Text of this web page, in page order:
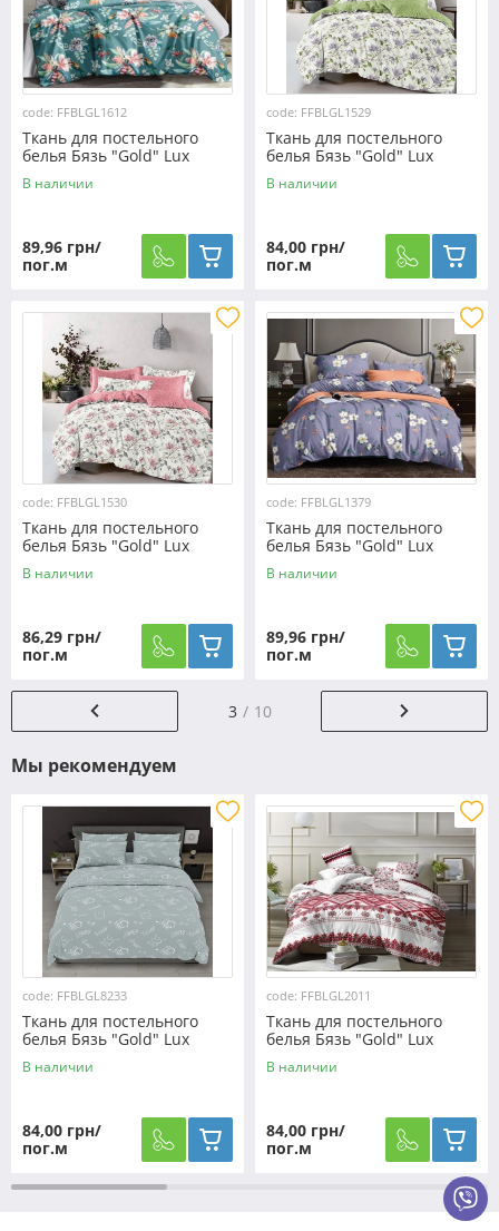
code: FFBLGL1612
Ткань для постельного
белья Бязь "Gold" Lux
"Цветочный салют"
GL1612 (A+B) - (50м+50м)
В наличии
89,96 грн/
пог.м
code: FFBLGL1529
Ткань для постельного
белья Бязь "Gold" Lux
"Цветочный хаос
(зеленый)" GL1529 (A+B) -
В наличии
84,00 грн/
пог.м
code: FFBLGL1530
Ткань для постельного
белья Бязь "Gold" Lux
"Цветочный хаос
(розовый)" GL1530 (A+B) -
В наличии
86,29 грн/
пог.м
code: FFBLGL1379
Ткань для постельного
белья Бязь "Gold" Lux
"Цветы и бабочки" GL1379
(A+B) - (50м+50м)
В наличии
89,96 грн/
пог.м
3 10
Мы рекомендуем
code: FFBLGL8233
Ткань для постельного
белья Бязь "Gold" Lux
GL8233
В наличии
84,00 грн/
пог.м
code: FFBLGL2011
Ткань для постельного
белья Бязь "Gold" Lux
"Украинский орнамент"
GL2011
В наличии
84,00 грн/
пог.м